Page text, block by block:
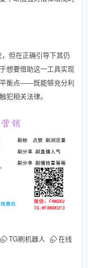
但在正确引导下其仍
想要借助这一工具实现
衡点——既能够充分利
犯相关法律。
TG刷机器人
在线